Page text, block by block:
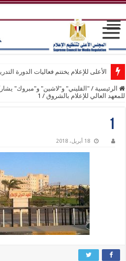
الأعلى للإعلام يختتم فعاليات الدورة
الرئيسية / "القليني" و"لاشين" و"مبروك"
للمعهد العالي للإعلام بالشروق /
1
1
18 أبريل، 2018